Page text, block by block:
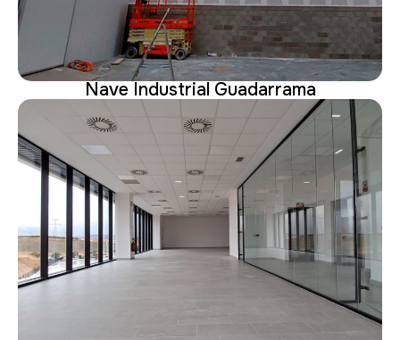
Nave Industrial Guadarrama